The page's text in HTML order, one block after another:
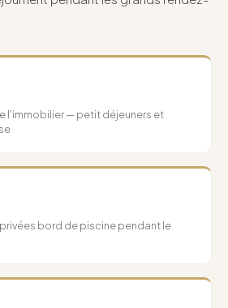
l'immobilier — petit déjeuners et
bord de piscine pendant le